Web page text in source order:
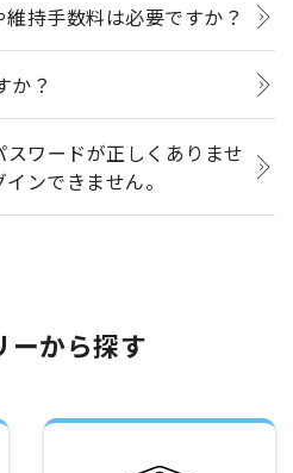
持手数料は必要ですか？
か？
スワードが正しくありませ
ンできません。
ーから探す